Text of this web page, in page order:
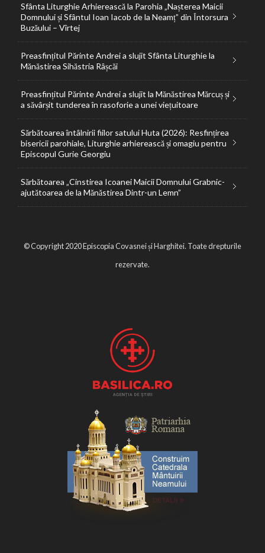
Sfânta Liturghie Arhierească la Parohia „Nașterea Maicii
Domnului și Sfântul Ioan Iacob de la Neamț” din Întorsura
Buzăului – Vîrtej
Preasfințitul Părinte Andrei a slujit Sfânta Liturghie la
Mănăstirea Sihăstria Râșcăi
Preasfințitul Părinte Andrei a slujit la Mănăstirea Mărcuș și
a săvârșit tunderea în rasoforie a unei viețuitoare
Sărbătoarea întâlnirii fiilor satului Huta (2026): Resfințirea
bisericii parohiale, Liturghie arhierească și omagiu pentru
Episcopul Gurie Georgiu
Sărbătoarea „Cinstirea Icoanei Maicii Domnului Grabnic-
ajutătoarea de la Mănăstirea Dintr-un Lemn”
© Copyright 2020 Episcopia Covasnei și Harghitei. Toate drepturile
rezervate.